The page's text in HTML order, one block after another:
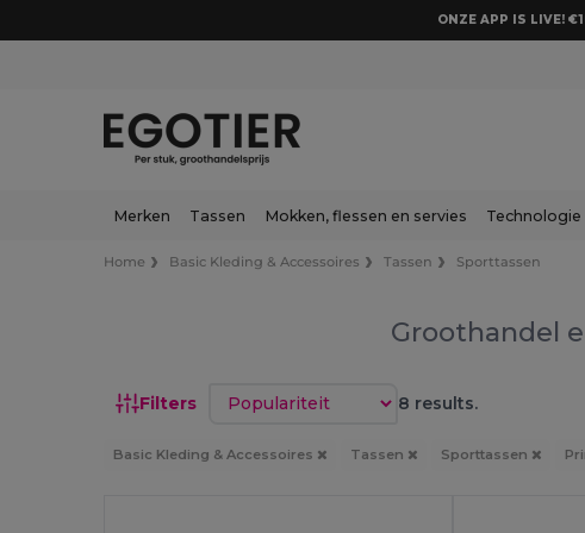
ONZE APP IS LIVE!
Merken Tassen Mokken, flessen en servies Technologie
Home Basic Kleding & Accessoires Tassen Sporttassen
Groothandel
Filters Sorteren op 8 results.
Basic Kleding & Accessoires Tassen Sporttassen